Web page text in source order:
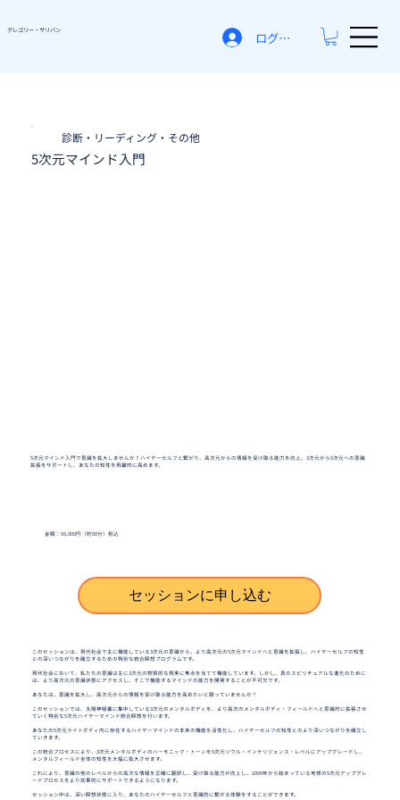
グレゴリー​・サリバン ログイン
診断・リーディング・その他
5次元マインド入門
5次元マインド入門で意識を拡大しませんか？ハイヤーセルフと繋がり、高次元からの情報を受け取る能力を向上。3次元から5次元への意識
拡張をサポートし、あなたの知性を飛躍的に高めます。
金額：55,000円（約50分）税込
セッションに申し込む
このセッションは、現代社会で主に機能している3次元の意識から、より高次元の5次元マインドへと意識を拡張し、ハイヤーセルフの知性
との深いつながりを確立するための特別な統合瞑想プログラムです。
現代社会において、私たちの意識は主に3次元の物質的な現実に焦点を当てて機能しています。しかし、真のスピリチュアルな進化のために
は、より高次元の意識状態にアクセスし、そこで機能するマインドの能力を開発することが不可欠です。
あなたは、意識を拡大し、高次元からの情報を受け取る能力を高めたいと願っていませんか？
このセッションでは、太陽神経叢に集中している3次元のメンタルボディを、より高次のメンタルボディ・フィールドへと意識的に拡張させ
ていく特別な5次元ハイヤーマインド統合瞑想を行います。
あなたの5次元ライトボディ内に存在するハイヤーマインドの本来の機能を活性化し、ハイヤーセルフの知性とのより深いつながりを確立し
ていきます。
この統合プロセスにより、3次元メンタルボディのハーモニック・トーンを5次元ソウル・インテリジェンス・レベルにアップグレードし、
メンタルフィールド全体の知性を大幅に拡大させます。
これにより、意識の他のレベルからの高次な情報を正確に翻訳し、受け取る能力が向上し、2009年から始まっている地球の5次元アップグレ
ードプロセスをより効果的にサポートできるようになります。
セッション中は、深い瞑想状態に入り、あなたのハイヤーセルフと意識的に繋がる体験をすることができます。